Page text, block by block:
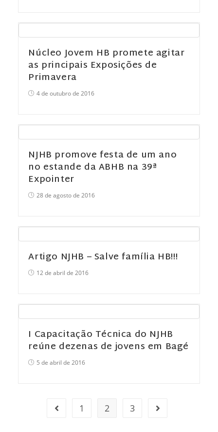
Núcleo Jovem HB promete agitar
as principais Exposições de
Primavera
4 de outubro de 2016
NJHB promove festa de um ano
no estande da ABHB na 39ª
Expointer
28 de agosto de 2016
Artigo NJHB – Salve família HB!!!
12 de abril de 2016
I Capacitação Técnica do NJHB
reúne dezenas de jovens em Bagé
5 de abril de 2016
1 2 3